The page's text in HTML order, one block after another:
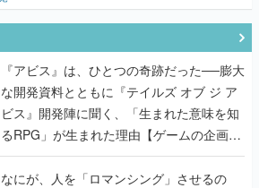
『アビス』は、ひとつの奇跡だった──膨大
な開発資料とともに『テイルズ オブ ジ ア
ビス』開発陣に聞く、「生まれた意味を知
るRPG」が生まれた理由【ゲームの企画
書】
なにが、人を「ロマンシング」させるの